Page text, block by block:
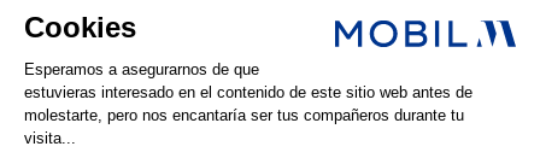
LinkedIn
Facebook
Noticias